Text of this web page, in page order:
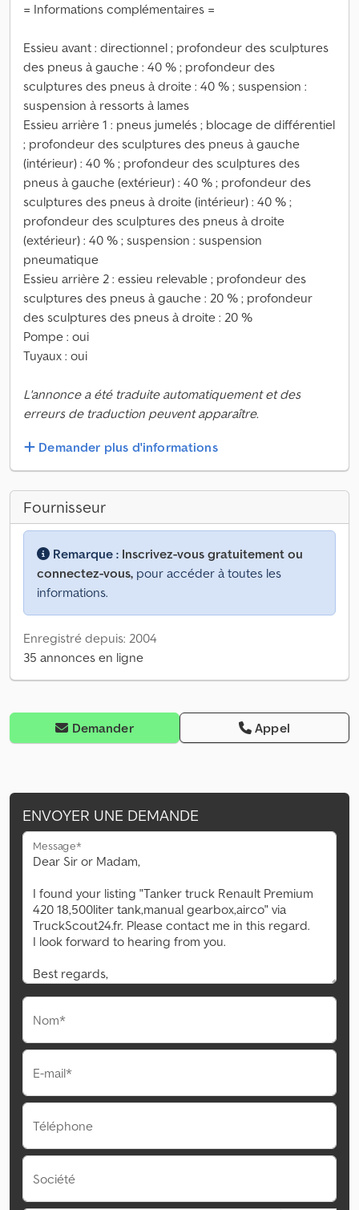
= Informations complémentaires =
Essieu avant : directionnel ; profondeur des sculptures
des pneus à gauche : 40 % ; profondeur des
sculptures des pneus à droite : 40 % ; suspension :
suspension à ressorts à lames
Essieu arrière 1 : pneus jumelés ; blocage de différentiel
; profondeur des sculptures des pneus à gauche
(intérieur) : 40 % ; profondeur des sculptures des
pneus à gauche (extérieur) : 40 % ; profondeur des
sculptures des pneus à droite (intérieur) : 40 % ;
profondeur des sculptures des pneus à droite
(extérieur) : 40 % ; suspension : suspension
pneumatique
Essieu arrière 2 : essieu relevable ; profondeur des
sculptures des pneus à gauche : 20 % ; profondeur
des sculptures des pneus à droite : 20 %
Pompe : oui
Tuyaux : oui
L'annonce a été traduite automatiquement et des
erreurs de traduction peuvent apparaître.
Demander plus d'informations
Fournisseur
Remarque : Inscrivez-vous gratuitement ou
connectez-vous, pour accéder à toutes les
informations.
Enregistré depuis: 2004
35 annonces en ligne
Demander Appel
ENVOYER UNE DEMANDE
Message*
Nom*
E-mail*
Téléphone
Société